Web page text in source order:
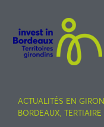
ACTUALITÉS EN
BORDEAUX,